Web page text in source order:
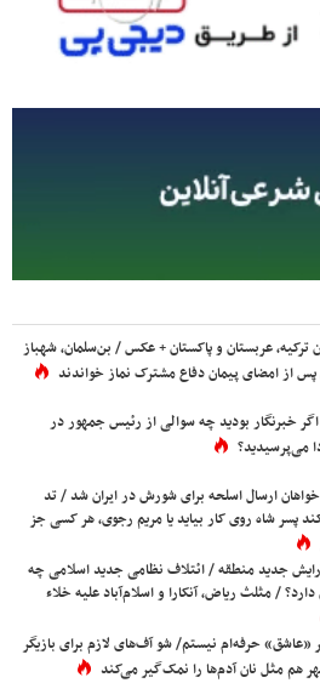
ترکیه، عربستان و پاکستان + عکس / بن‌سلمان، شهباز
از امضای پیمان دفاع مشترک نماز خواندند
خبرنگار بودید چه سوالی از رئیس جمهور در
می‌پرسیدید؟
خواهان ارسال اسلحه برای شورش در ایران شد / تد
پسر شاه روی کار بیاید یا مریم رجوی، هر کسی جز
جدید منطقه / ائتلاف نظامی جدید اسلامی چه
/ مثلث ریاض، آنکارا و اسلام‌آباد علیه خلاء
حرفه‌ام نیستم/ شو آف‌های لازم برای بازیگر
هم مثل نان آدم‌ها را نمک‌گیر می‌کند